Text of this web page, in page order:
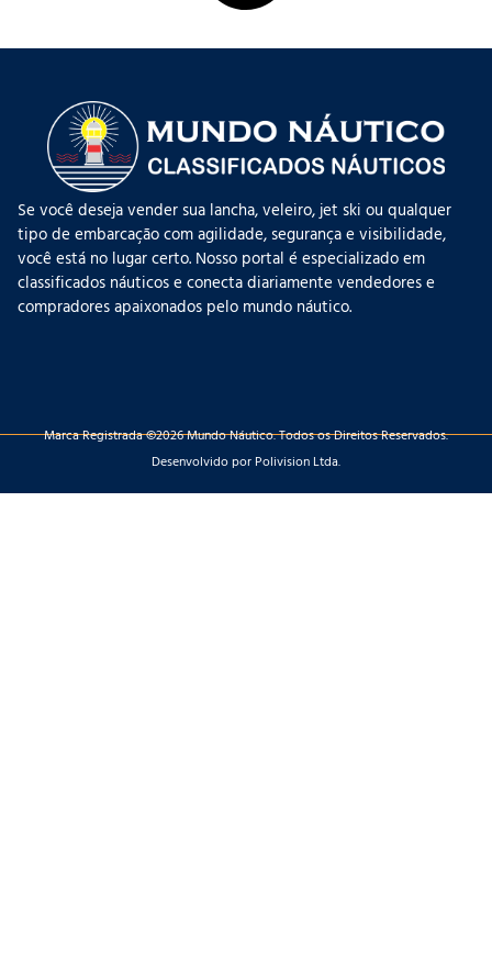
Se você deseja vender sua lancha, veleiro, jet ski ou qualquer
tipo de embarcação com agilidade, segurança e visibilidade,
você está no lugar certo. Nosso portal é especializado em
classificados náuticos e conecta diariamente vendedores e
compradores apaixonados pelo mundo náutico.
Marca Registrada ©2026 Mundo Náutico. Todos os Direitos Reservados.
Desenvolvido por Polivision Ltda.